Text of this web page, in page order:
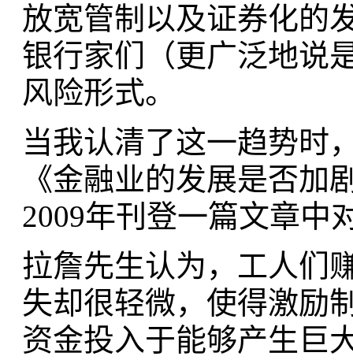
放宽管制以及证券化的
银行家们（更广泛地说
风险形式。
当我认清了这一趋势时
《金融业的发展是否加
2009年刊登一篇文章中
拉詹先生认为，工人们
失却很轻微，使得激励
资金投入于能够产生巨